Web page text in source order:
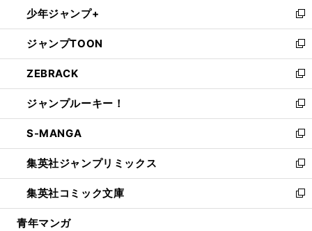
で
開
く
ド
ウ
で
開
く
ィ
ン
ド
ウ
で
開
く
い
ウ
ィ
ン
ド
ウ
で
開
く
少年ジャンプ+
新
し
い
ウ
ィ
ン
ド
ウ
で
開
く
ジャンプTOON
新
し
い
ウ
ィ
ン
ド
ウ
で
開
く
ZEBRACK
新
し
い
ウ
ィ
ン
ド
ウ
で
開
ジャンプルーキー！
新
し
い
ウ
ィ
ン
ド
ウ
S-MANGA
新
し
い
ウ
ィ
ン
集英社ジャンプリミックス
新
し
い
ウ
集英社コミック文庫
新
し
青年マンガ